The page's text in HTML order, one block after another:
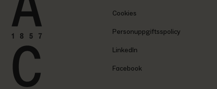
Cookies
Personuppgiftsspolicy
LinkedIn
Facebook